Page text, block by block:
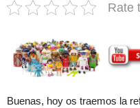
Rate
Buenas, hoy os traemos la